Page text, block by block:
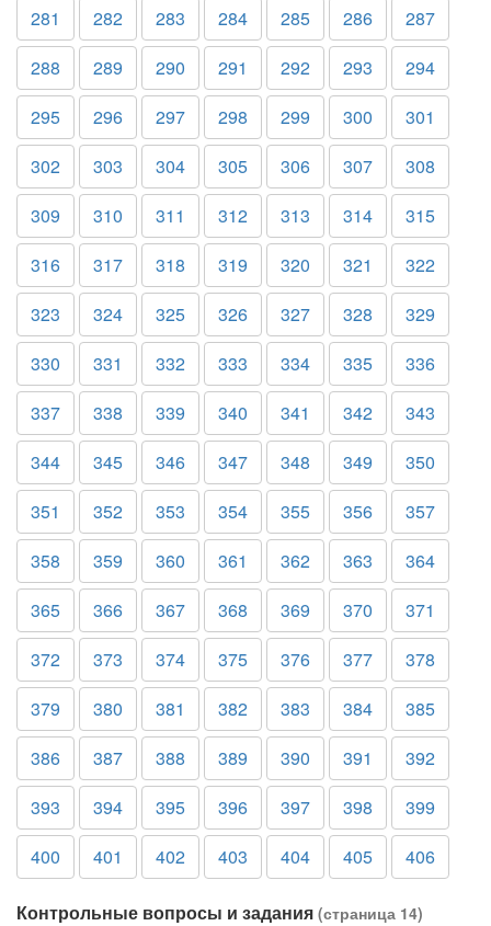
281 282 283 284 285 286
287
288
289 290 291 292 293
294
295
296 297 298 299 300
301
302
303 304 305 306 307
308
309
310 311 312 313 314
315
316
317 318 319 320 321
322
323
324 325 326 327 328
329
330
331 332 333 334 335
336
337
338 339 340 341 342
343
344
345 346 347 348 349
350
351
352 353 354 355 356
357
358
359 360 361 362 363
364
365
366 367 368 369 370
371
372
373 374 375 376 377
378
379
380 381 382 383 384
385
386
387 388 389 390 391
392
393
394 395 396 397 398
399
400
401 402 403 404 405 406
Контрольные вопросы и задания (страница 14)